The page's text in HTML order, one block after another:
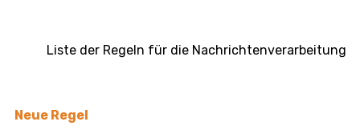
Liste der Regeln für die Nachrichtenverarbeitung
Neue Regel